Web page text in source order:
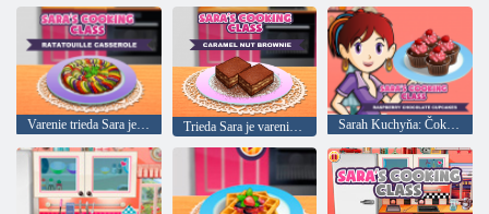
Varenie trieda Sara je: Ratatouille Trieda Sara je varenie: karamel orechov Sarah Kuchyňa: Čokoládové muffiny s malinami